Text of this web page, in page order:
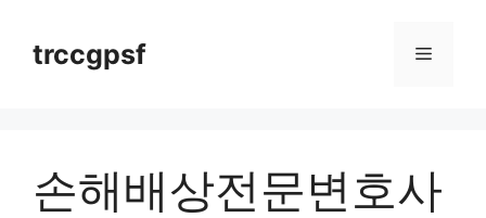
contenttrccgpsf Menu
손해배상전문변호사